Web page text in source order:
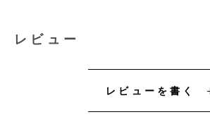
レビュー
レビューを書く